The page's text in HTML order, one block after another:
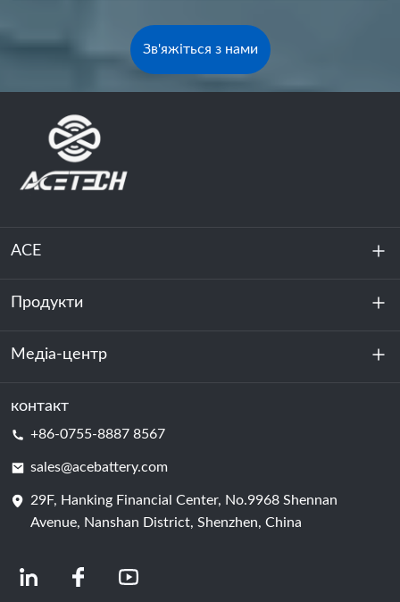
Зв'яжіться з нами
ACE
Про нас
Стійкість
Продукти
Зберігання енергії
Центр обробки даних та серверна кімната
Елемент батареї
Медіа-центр
Новини
контакт
+86-0755-8887 8567
sales@acebattery.com
29F, Hanking Financial Center, No.9968 Shennan
Avenue, Nanshan District, Shenzhen, China